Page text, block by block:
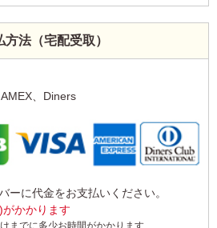
方法（宅配受取）
、Diners
ーに代金をお支払いください。
かかります
までに多少お時間がかかります